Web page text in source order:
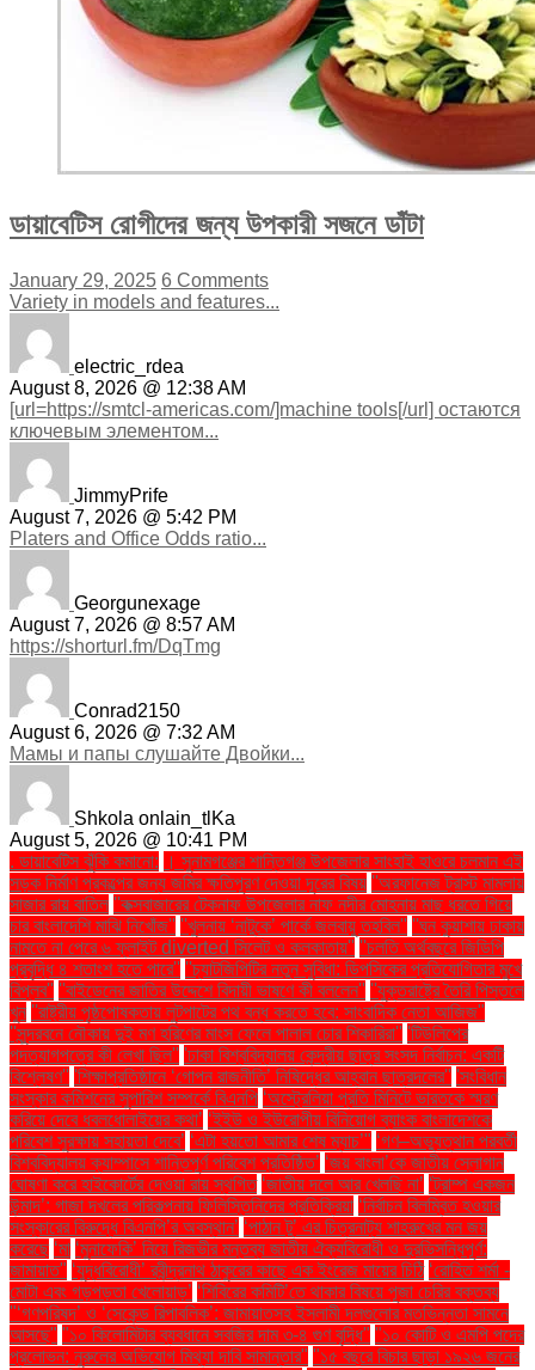
ডায়াবেটিস রোগীদের জন্য উপকারী সজনে ডাঁটা
January 29, 2025 6 Comments
Variety in models and features...
electric_rdea
August 8, 2026 @ 12:38 AM
[url=https://smtcl-americas.com/]machine tools[/url] остаются
ключевым элементом...
JimmyPrife
August 7, 2026 @ 5:42 PM
Platers and Office Odds ratio...
Georgunexage
August 7, 2026 @ 8:57 AM
https://shorturl.fm/DqTmg
Conrad2150
August 6, 2026 @ 7:32 AM
Мамы и папы слушайте Двойки...
Shkola onlain_tlKa
August 5, 2026 @ 10:41 PM
. ডায়াবেটিস ঝুঁকি কমানো:
। সুনামগঞ্জের শান্তিগঞ্জ উপজেলার সাংহাই হাওরে চলমান এই
সড়ক নির্মাণ প্রকল্পের জন্য জমির ক্ষতিপূরণ দেওয়া দূরের বিষয় ''অরফানেজ ট্রাস্ট মামলায়
সাজার রায় বাতিল ''কক্সবাজারের টেকনাফ উপজেলার নাফ নদীর মোহনায় মাছ ধরতে গিয়ে
চার বাংলাদেশি মাঝি নিখোঁজ'' ''খুলনায় ‘নাটুকে’ পার্কে জলবায়ু তহবিল'' ''ঘন কুয়াশায় ঢাকায়
নামতে না পেরে ৬ ফ্লাইট diverted সিলেট ও কলকাতায়'' ''চলতি অর্থবছরে জিডিপি
প্রবৃদ্ধি ৪ শতাংশ হতে পারে'' ''চ্যাটজিপিটির নতুন সুবিধা: ডিপসিকের প্রতিযোগিতার মুখে
বিপ্লব'' ''বাইডেনের জাতির উদ্দেশে বিদায়ী ভাষণে কী বললেন'' ''যুক্তরাষ্ট্রে তৈরি পিস্তলে
খুন ''রাষ্ট্রীয় পৃষ্ঠপোষকতায় লুটপাটের পথ বন্ধ করতে হবে: সাংবাদিক নেতা আজিজ"
''সুন্দরবনে নৌকায় দুই মণ হরিণের মাংস ফেলে পালাল চোর শিকারিরা'' 'টিউলিপের
পদত্যাগপত্রে কী লেখা ছিল'' 'ঢাকা বিশ্ববিদ্যালয় কেন্দ্রীয় ছাত্র সংসদ নির্বাচন: একটি
বিশ্লেষণ'' 'শিক্ষাপ্রতিষ্ঠানে ‘গোপন রাজনীতি’ নিষিদ্ধের আহ্বান ছাত্রদলের'' 'সংবিধান
সংস্কার কমিশনের সুপারিশ সম্পর্কে বিএনপি ‘অস্ট্রেলিয়া প্রতি মিনিটে ভারতকে স্মরণ
করিয়ে দেবে ধবলধোলাইয়ের কথা’ ‘ইইউ ও ইউরোপীয় বিনিয়োগ ব্যাংক বাংলাদেশকে
পরিবেশ সুরক্ষায় সহায়তা দেবে’ ‘এটা হয়তো আমার শেষ ম্যাচ’" ‘গণ–অভ্যুত্থান পরবর্তী
বিশ্ববিদ্যালয় ক্যাম্পাসে শান্তিপূর্ণ পরিবেশ প্রতিষ্ঠিত’ ‘জয় বাংলা’কে জাতীয় স্লোগান
ঘোষণা করে হাইকোর্টের দেওয়া রায় স্থগিত ‘জাতীয় দলে আর খেলছি না’ ‘ট্রাম্প একজন
উন্মাদ’: গাজা দখলের পরিকল্পনায় ফিলিস্তিনিদের প্রতিক্রিয়া ‘নির্বাচন বিলম্বিত হওয়ার
সংস্কারের বিরুদ্ধে বিএনপি’র অবস্থান’ ‘পাঠান টু’ এর চিত্রনাট্য শাহরুখের মন জয়
করেছে ‘মা ‘মুনাফেকি’ নিয়ে রিজভীর মন্তব্য জাতীয় ঐক্যবিরোধী ও দুরভিসন্ধিপূর্ণ:
জামায়াত" ‘যুদ্ধবিরোধী’ রবীন্দ্রনাথ ঠাকুরের কাছে এক ইংরেজ মায়ের চিঠি ‘রোহিত শর্মা -
মোটা এবং গড়পড়তা খেলোয়াড়’ ‘শিবিরের কমিটি’তে থাকার বিষয়ে পূজা চেরির বক্তব্য
"‘গণপরিষদ’ ও ‘সেকেন্ড রিপাবলিক’: জামায়াতসহ ইসলামী দলগুলোর মতভিন্নতা সামনে
আসছে" "১০ কিলোমিটার ব্যবধানে সবজির দাম ৩-৪ গুণ বৃদ্ধি" "১০ কোটি ও এমপি পদের
প্রলোভন: নুরুলের অভিযোগ মিথ্যা দাবি সামান্তার" "১৫ বছরে বিচার ছাড়া ১৯২৬ জনের